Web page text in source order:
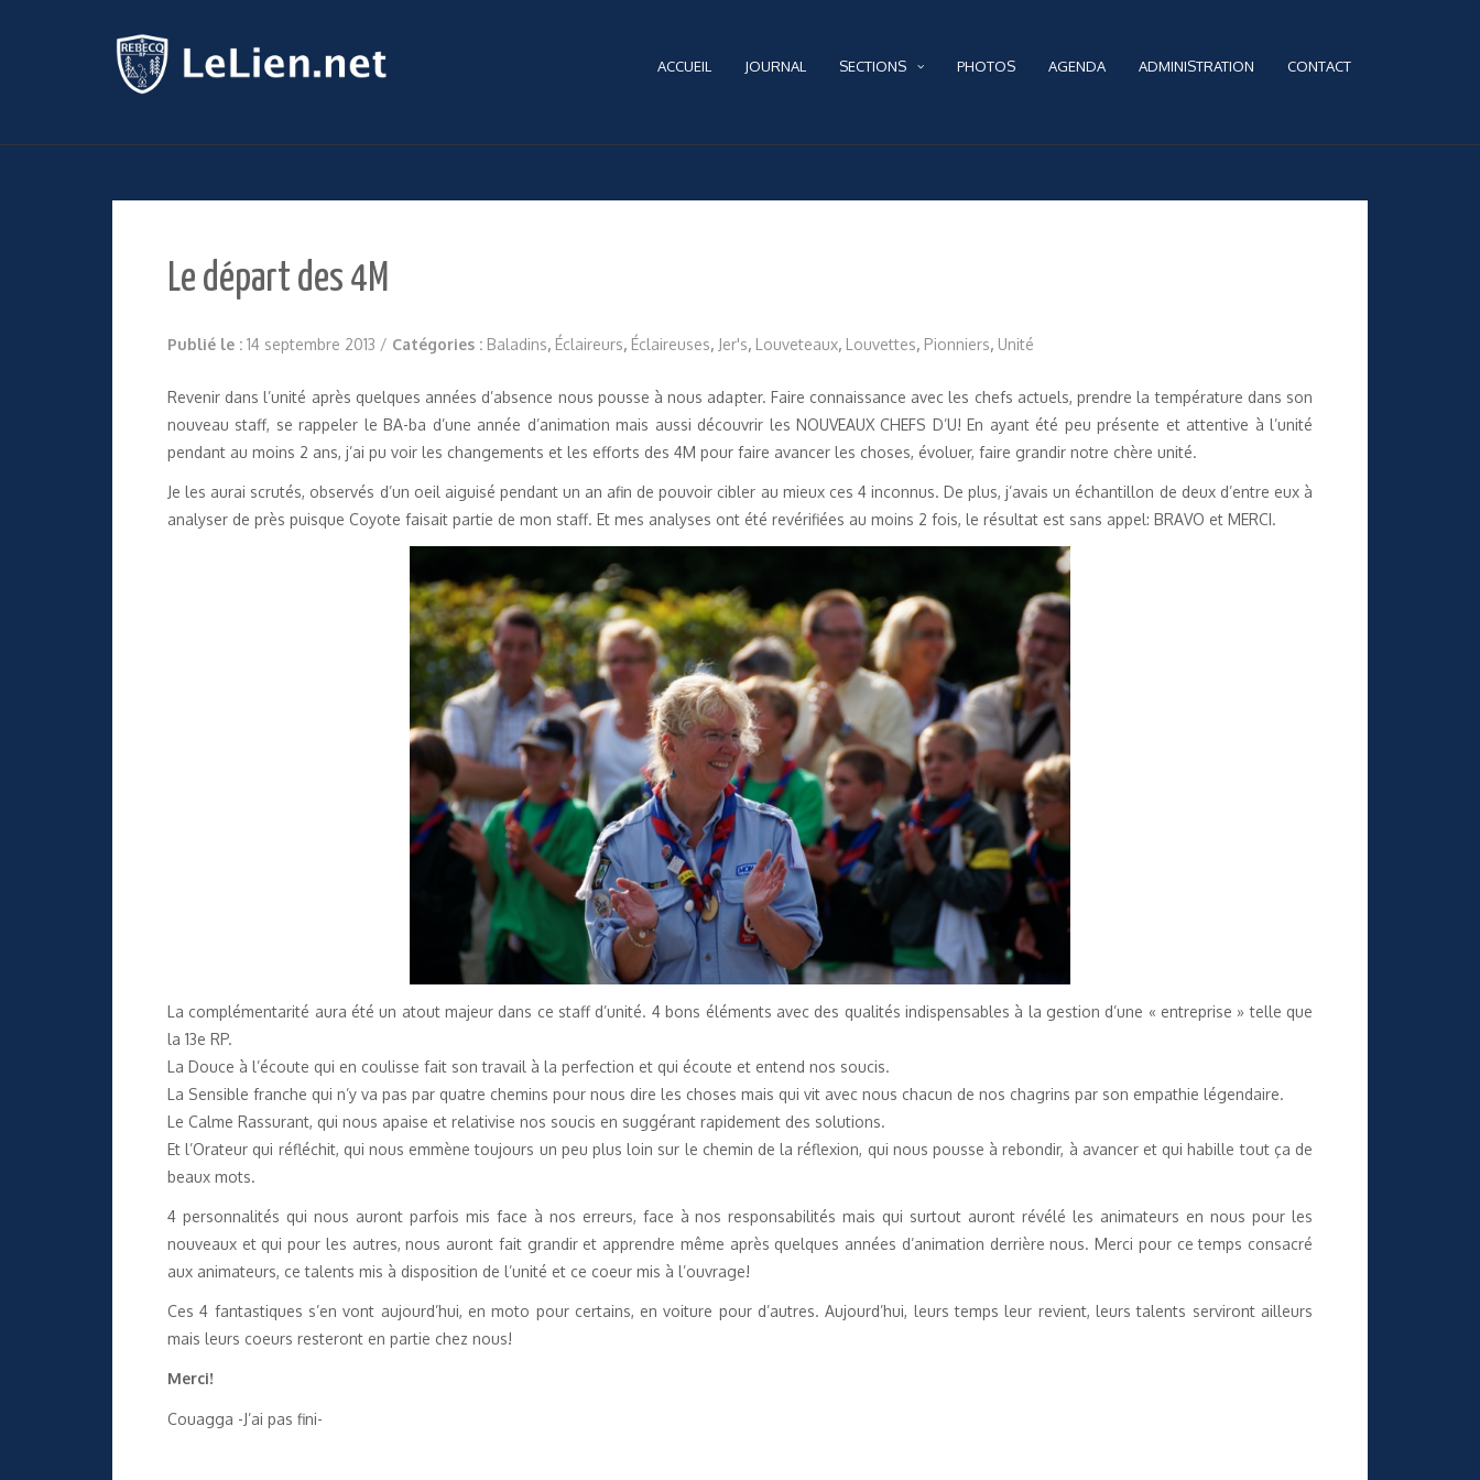
ACCUEIL JOURNAL SECTIONS PHOTOS AGENDA ADMINISTRATION CONTACT
Le départ des 4M
Publié le : 14 septembre 2013 / Catégories : Baladins, Éclaireurs, Éclaireuses, Jer's, Louveteaux, Louvettes, Pionniers, Unité
Revenir dans l’unité après quelques années d’absence nous pousse à nous adapter. Faire connaissance avec les chefs actuels, prendre la température dans son
nouveau staff, se rappeler le BA-ba d’une année d’animation mais aussi découvrir les NOUVEAUX CHEFS D’U! En ayant été peu présente et attentive à l’unité
pendant au moins 2 ans, j’ai pu voir les changements et les efforts des 4M pour faire avancer les choses, évoluer, faire grandir notre chère unité.
Je les aurai scrutés, observés d’un oeil aiguisé pendant un an afin de pouvoir cibler au mieux ces 4 inconnus. De plus, j’avais un échantillon de deux d’entre eux à
analyser de près puisque Coyote faisait partie de mon staff. Et mes analyses ont été revérifiées au moins 2 fois, le résultat est sans appel: BRAVO et MERCI.
La complémentarité aura été un atout majeur dans ce staff d’unité. 4 bons éléments avec des qualités indispensables à la gestion d’une « entreprise » telle que
la 13e RP.
La Douce à l’écoute qui en coulisse fait son travail à la perfection et qui écoute et entend nos soucis.
La Sensible franche qui n’y va pas par quatre chemins pour nous dire les choses mais qui vit avec nous chacun de nos chagrins par son empathie légendaire.
Le Calme Rassurant, qui nous apaise et relativise nos soucis en suggérant rapidement des solutions.
Et l’Orateur qui réfléchit, qui nous emmène toujours un peu plus loin sur le chemin de la réflexion, qui nous pousse à rebondir, à avancer et qui habille tout ça de
beaux mots.
4 personnalités qui nous auront parfois mis face à nos erreurs, face à nos responsabilités mais qui surtout auront révélé les animateurs en nous pour les
nouveaux et qui pour les autres, nous auront fait grandir et apprendre même après quelques années d’animation derrière nous. Merci pour ce temps consacré
aux animateurs, ce talents mis à disposition de l’unité et ce coeur mis à l’ouvrage!
Ces 4 fantastiques s’en vont aujourd’hui, en moto pour certains, en voiture pour d’autres. Aujourd’hui, leurs temps leur revient, leurs talents serviront ailleurs
mais leurs coeurs resteront en partie chez nous!
Merci!
Couagga -J’ai pas fini-